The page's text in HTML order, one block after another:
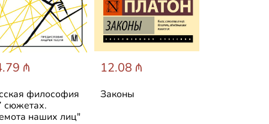
₼
философия
сюжетах.
наших лиц"
12.08 ₼
Законы